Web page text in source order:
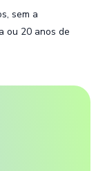
sem a
ou 20 anos de